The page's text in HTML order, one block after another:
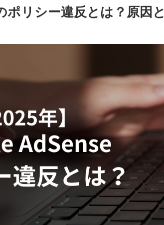
ポリシー違反とは？原因